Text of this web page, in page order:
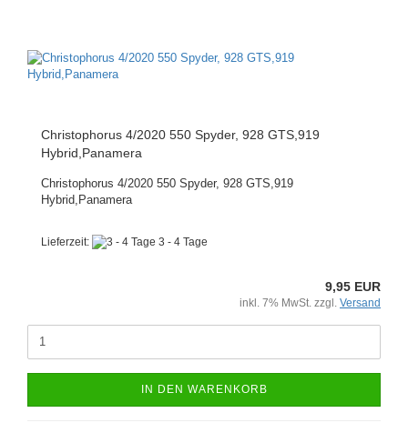
Christophorus 4/2020 550 Spyder, 928 GTS,919
Hybrid,Panamera
Christophorus 4/2020 550 Spyder, 928 GTS,919
Hybrid,Panamera
Lieferzeit: 3 - 4 Tage
9,95 EUR
inkl. 7% MwSt. zzgl. Versand
IN DEN WARENKORB